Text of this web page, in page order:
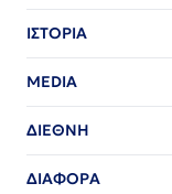
ΙΣΤΟΡΙΑ
MEDIA
ΔΙΕΘΝΗ
ΔΙΑΦΟΡΑ